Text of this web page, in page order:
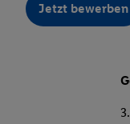
Jetzt bewerben